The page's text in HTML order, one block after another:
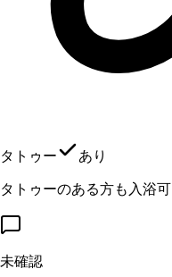
タトゥー あり
タトゥーのある方も入浴可
未確認